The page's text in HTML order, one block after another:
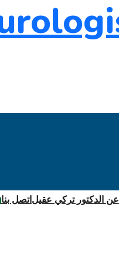
عن الدكتور تركي عقيلاتصل بنا